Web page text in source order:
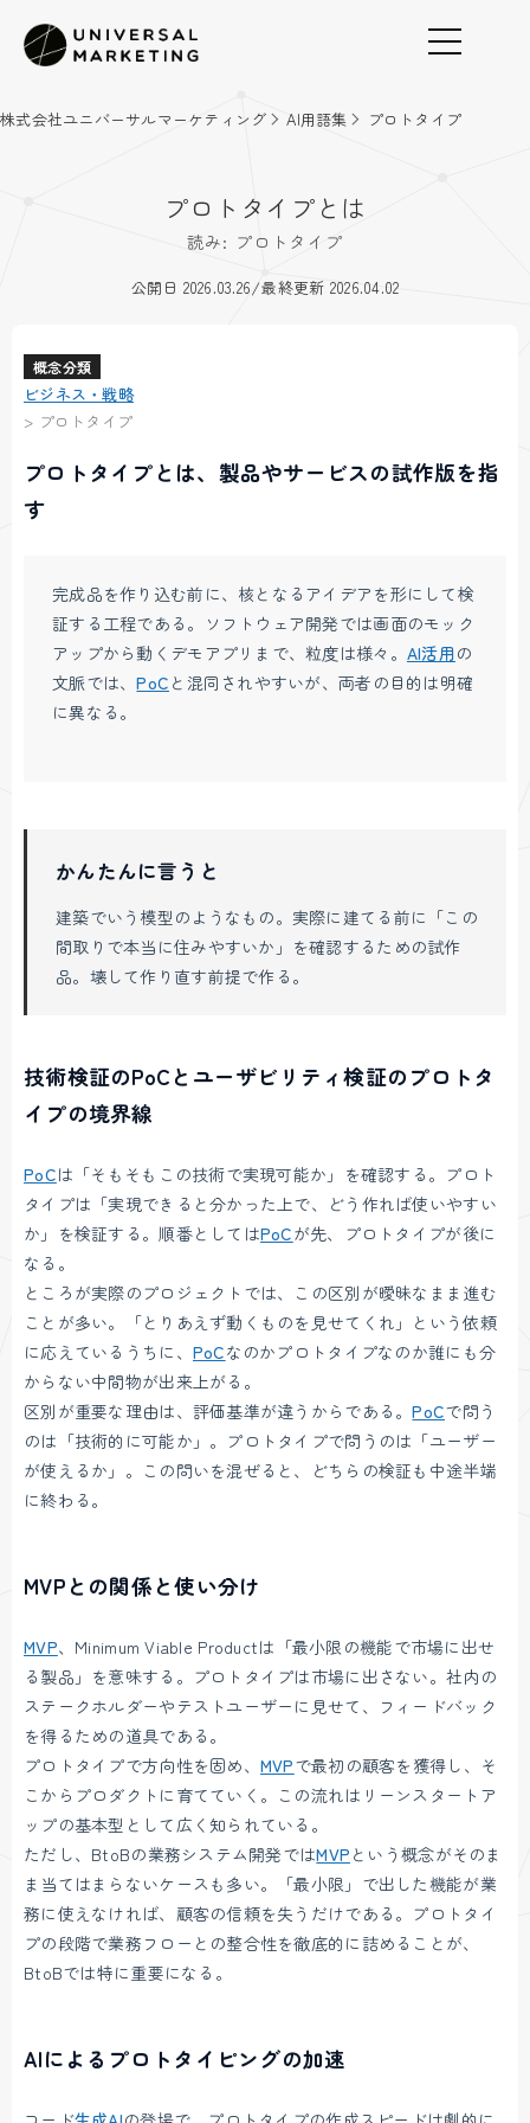
株式会社ユニバーサルマーケティング AI用語集 プロトタイプ
プロトタイプとは
読み: プロトタイプ
公開日 2026.03.26/最終更新 2026.04.02
概念分類
ビジネス・戦略
> プロトタイプ
プロトタイプとは、製品やサービスの試作版を指
す
完成品を作り込む前に、核となるアイデアを形にして検
証する工程である。ソフトウェア開発では画面のモック
アップから動くデモアプリまで、粒度は様々。 AI活用の
文脈では、PoC と混同されやすいが、両者の目的は明確
に異なる。
かんたんに言うと
建築でいう模型のようなもの。実際に建てる前に「この
間取りで本当に住みやすいか」を確認するための試作
品。壊して作り直す前提で作る。
技術検証のPoCとユーザビリティ検証のプロトタ
イプの境界線
PoCは「そもそもこの技術で実現可能か」を確認する。プロト
タイプは「実現できると分かった上で、どう作れば使いやすい
か」を検証する。順番としてはPoCが先、プロトタイプが後に
なる。
ところが実際のプロジェクトでは、この区別が曖昧なまま進む
ことが多い。「とりあえず動くものを見せてくれ」という依頼
に応えているうちに、 PoCなのかプロトタイプなのか誰にも分
からない中間物が出来上がる。
区別が重要な理由は、評価基準が違うからである。PoCで問う
のは「技術的に可能か」。プロトタイプで問うのは「ユーザー
が使えるか」。この問いを混ぜると、どちらの検証も中途半端
に終わる。
MVPとの関係と使い分け
MVP、Minimum Viable Productは「最小限の機能で市場に出せ
る製品」を意味する。プロトタイプは市場に出さない。社内の
ステークホルダーやテストユーザーに見せて、フィードバック
を得るための道具である。
プロトタイプで方向性を固め、 MVPで最初の顧客を獲得し、そ
こからプロダクトに育てていく。この流れはリーンスタートア
ップの基本型として広く知られている。
ただし、BtoBの業務システム開発ではMVP という概念がそのま
ま当てはまらないケースも多い。「最小限」で出した機能が業
務に使えなければ、顧客の信頼を失うだけである。プロトタイ
プの段階で業務フローとの整合性を徹底的に詰めることが、
BtoBでは特に重要になる。
AIによるプロトタイピングの加速